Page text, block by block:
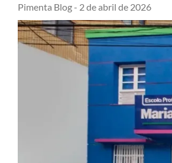
Pimenta Blog - 2 de abril de 2026